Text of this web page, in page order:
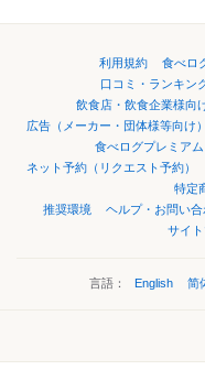
利用規約 食べロ
口コミ・ランキン
飲食店・飲食企業様向
広告（メーカー・団体様等向け
食べログプレミアム
ネット予約（リクエスト予約）
特定
推奨環境
ヘルプ・お問い合
サイ
言語： English 简